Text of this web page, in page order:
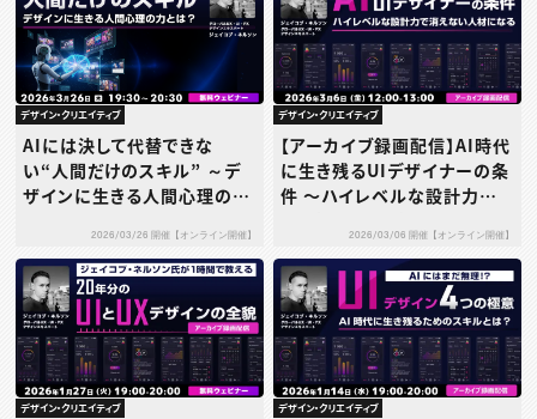
デザイン・クリエイティブ
AIには決して代替できな
い“人間だけのスキル” ～デ
ザインに生きる人間心理の力
2026/03/26 開催【オンライン開催】
デザイン・クリエイティブ
【アーカイブ録画配信】AI時代
に生き残るUIデザイナーの条
件 〜ハイレベルな設計力
2026/03/06 開催【オンライン開催】
デザイン・クリエイティブ デザイン・クリエイティブ